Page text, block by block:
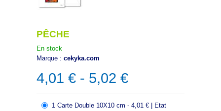
PÊCHE
En stock
Marque : cekyka.com
4,01 € - 5,02 €
1 Carte Double 10X10 cm - 4,01 € | Etat